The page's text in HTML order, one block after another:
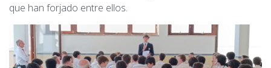
que han forjado entre ellos.